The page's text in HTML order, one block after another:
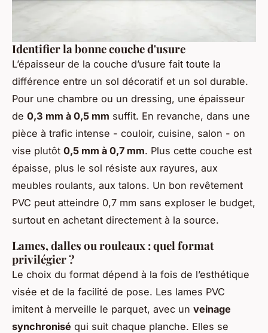
Identifier la bonne couche d'usure
L’épaisseur de la couche d’usure fait toute la
différence entre un sol décoratif et un sol durable.
Pour une chambre ou un dressing, une épaisseur
de 0,3 mm à 0,5 mm suffit. En revanche, dans une
pièce à trafic intense - couloir, cuisine, salon - on
vise plutôt 0,5 mm à 0,7 mm. Plus cette couche est
épaisse, plus le sol résiste aux rayures, aux
meubles roulants, aux talons. Un bon revêtement
PVC peut atteindre 0,7 mm sans exploser le budget,
surtout en achetant directement à la source.
Lames, dalles ou rouleaux : quel format
privilégier ?
Le choix du format dépend à la fois de l’esthétique
visée et de la facilité de pose. Les lames PVC
imitent à merveille le parquet, avec un veinage
synchronisé qui suit chaque planche. Elles se